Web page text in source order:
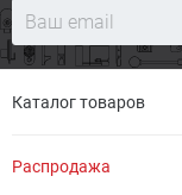
Каталог товаров
Распродажа